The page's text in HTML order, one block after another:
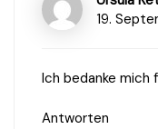
19.
Ich bedanke mich
Antworten